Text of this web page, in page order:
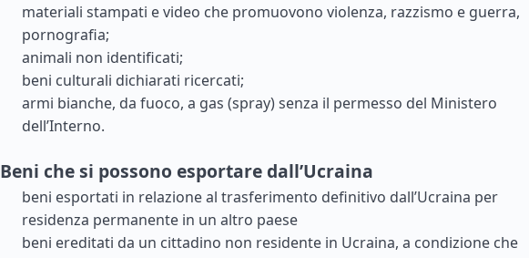
materiali stampati e video che promuovono violenza, razzismo e guerra,
pornografia;
animali non identificati;
beni culturali dichiarati ricercati;
armi bianche, da fuoco, a gas (spray) senza il permesso del Ministero
dell’Interno.
Beni che si possono esportare dall’Ucraina
beni esportati in relazione al trasferimento definitivo dall’Ucraina per
residenza permanente in un altro paese
beni ereditati da un cittadino non residente in Ucraina, a condizione che